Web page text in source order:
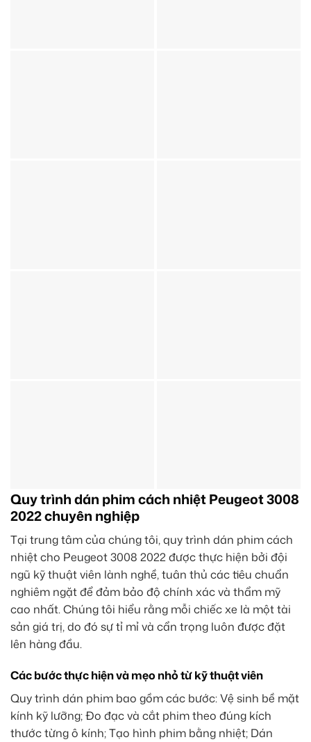
Quy trình dán phim cách nhiệt Peugeot 3008
2022 chuyên nghiệp
Tại trung tâm của chúng tôi, quy trình dán phim cách
nhiệt cho Peugeot 3008 2022 được thực hiện bởi đội
ngũ kỹ thuật viên lành nghề, tuân thủ các tiêu chuẩn
nghiêm ngặt để đảm bảo độ chính xác và thẩm mỹ
cao nhất. Chúng tôi hiểu rằng mỗi chiếc xe là một tài
sản giá trị, do đó sự tỉ mỉ và cẩn trọng luôn được đặt
lên hàng đầu.
Các bước thực hiện và mẹo nhỏ từ kỹ thuật viên
Quy trình dán phim bao gồm các bước: Vệ sinh bề mặt
kính kỹ lưỡng; Đo đạc và cắt phim theo đúng kích
thước từng ô kính; Tạo hình phim bằng nhiệt; Dán